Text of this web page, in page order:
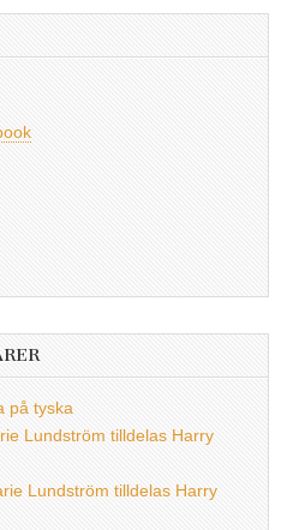
på tyska
Lundström tilldelas Harry
Lundström tilldelas Harry